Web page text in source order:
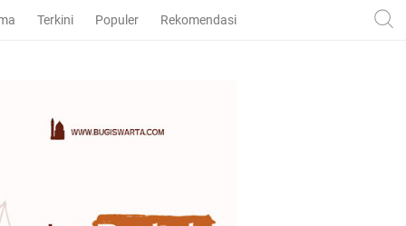
Terkini Populer Rekomendasi